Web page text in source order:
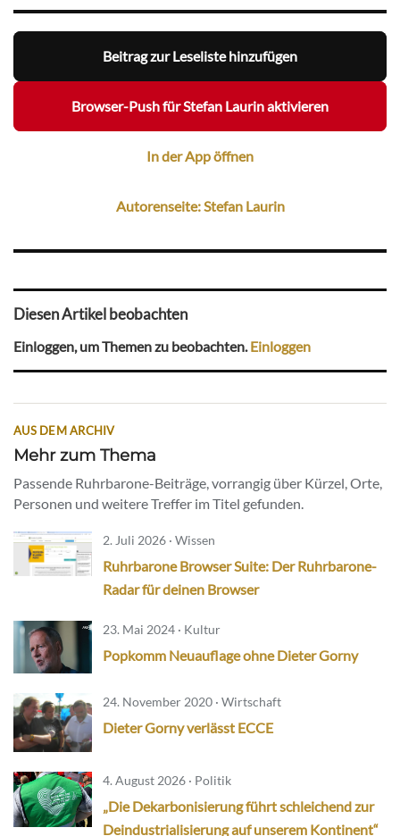
Beitrag zur Leseliste hinzufügen
Browser-Push für Stefan Laurin aktivieren
In der App öffnen
Autorenseite: Stefan Laurin
Diesen Artikel beobachten
Einloggen, um Themen zu beobachten. Einloggen
AUS DEM ARCHIV
Mehr zum Thema
Passende Ruhrbarone-Beiträge, vorrangig über Kürzel, Orte,
Personen und weitere Treffer im Titel gefunden.
2. Juli 2026 · Wissen
Ruhrbarone Browser Suite: Der Ruhrbarone-
Radar für deinen Browser
23. Mai 2024 · Kultur
Popkomm Neuauflage ohne Dieter Gorny
24. November 2020 · Wirtschaft
Dieter Gorny verlässt ECCE
4. August 2026 · Politik
„Die Dekarbonisierung führt schleichend zur
Deindustrialisierung auf unserem Kontinent“